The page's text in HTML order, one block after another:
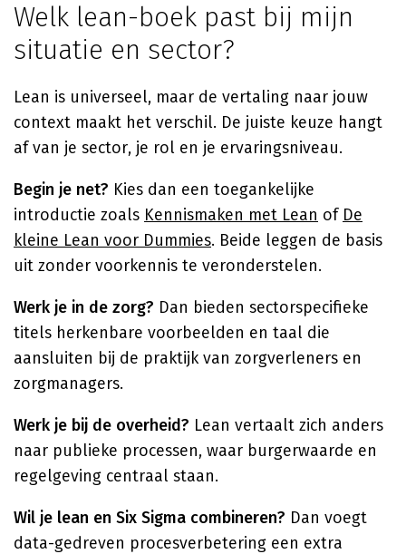
Welk lean-boek past bij mijn
situatie en sector?
Lean is universeel, maar de vertaling naar jouw
context maakt het verschil. De juiste keuze hangt
af van je sector, je rol en je ervaringsniveau.
Begin je net? Kies dan een toegankelijke
introductie zoals Kennismaken met Lean of De
kleine Lean voor Dummies. Beide leggen de basis
uit zonder voorkennis te veronderstelen.
Werk je in de zorg? Dan bieden sectorspecifieke
titels herkenbare voorbeelden en taal die
aansluiten bij de praktijk van zorgverleners en
zorgmanagers.
Werk je bij de overheid? Lean vertaalt zich anders
naar publieke processen, waar burgerwaarde en
regelgeving centraal staan.
Wil je lean en Six Sigma combineren? Dan voegt
data-gedreven procesverbetering een extra